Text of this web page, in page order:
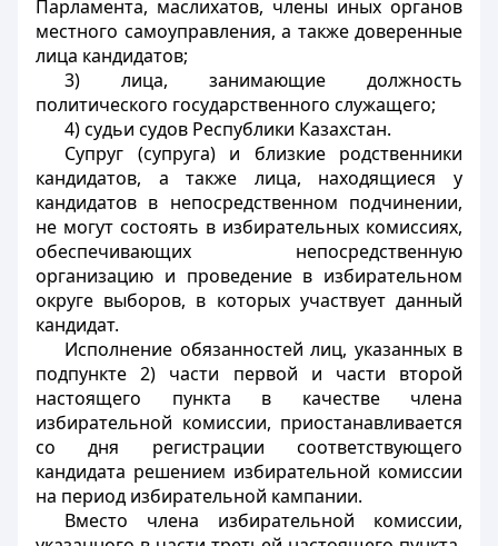
Парламента, маслихатов, члены иных органов
местного самоуправления, а также доверенные
лица кандидатов;
3) лица, занимающие должность
политического государственного служащего;
4) судьи судов Республики Казахстан.
Супруг (супруга) и близкие родственники
кандидатов, а также лица, находящиеся у
кандидатов в непосредственном подчинении,
не могут состоять в избирательных комиссиях,
обеспечивающих непосредственную
организацию и проведение в избирательном
округе выборов, в которых участвует данный
кандидат.
Исполнение обязанностей лиц, указанных в
подпункте 2) части первой и части второй
настоящего пункта в качестве члена
избирательной комиссии, приостанавливается
со дня регистрации соответствующего
кандидата решением избирательной комиссии
на период избирательной кампании.
Вместо члена избирательной комиссии,